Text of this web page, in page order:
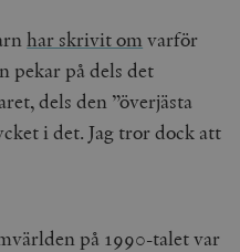
har skrivit omvarför
pekar på dels det
dels den ”överjästa
i det. Jag tror dock att
på 1990-talet var